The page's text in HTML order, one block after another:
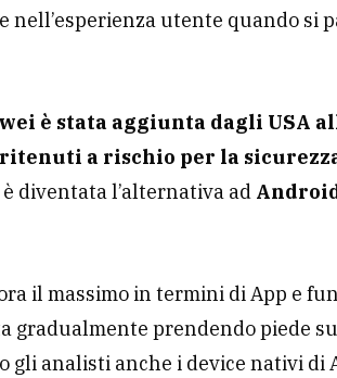
utente quando si
è stata aggiunta dagli USA
a rischio per la
diventata l’alternativa ad
il massimo in termini di App e
gradualmente prendendo piede
gli analisti anche i device nativi di